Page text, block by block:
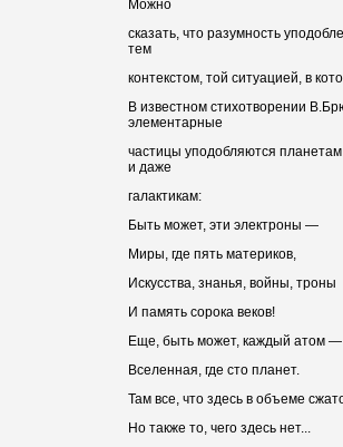
Можно
сказать, что разумность
тем
контекстом, той ситуацией, в
В известном стихотворении
элементарные
частицы уподобляются
и даже
галактикам:
Быть может, эти электроны —
Миры, где пять материков,
Искусства, знанья, войны, троны
И память сорока веков!
Еще, быть может, каждый атом —
Вселенная, где сто планет.
Там все, что здесь в объеме
Но также то, чего здесь нет...